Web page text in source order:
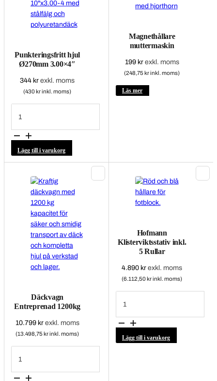
väljas
Punkteringsfritt hjul
Ø270mm 3.00×4″
344 kr exkl. moms
(430 kr inkl. moms)
Punkteringsfritt
hjul
Ø270mm
mängd
Lägg till i varukorg
Magnethållare
muttermaskin
199 kr exkl. moms
(248,75 kr inkl. moms)
Läs mer
Däckvagn
Entreprenad 1200kg
10.799 kr exkl. moms
(13.498,75 kr inkl. moms)
Däckvagn
Entreprenad
1200kg
Hofmann
Klisterviktsstativ inkl.
5 Rullar
4.890 kr exkl. moms
(6.112,50 kr inkl. moms)
Hofmann
Klisterviktsstativ
inkl.
Rullar
mängd
Lägg till i varukorg